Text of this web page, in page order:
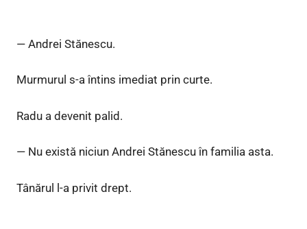
— Andrei Stănescu.
Murmurul s-a întins imediat prin curte.
Radu a devenit palid.
— Nu există niciun Andrei Stănescu în familia asta.
Tânărul l-a privit drept.